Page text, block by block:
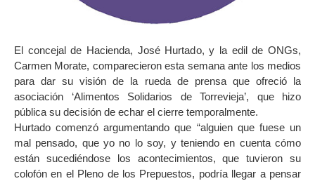
El concejal de Hacienda, José Hurtado, y la edil de ONGs,
Carmen Morate, comparecieron esta semana ante los medios
para dar su visión de la rueda de prensa que ofreció la
asociación ‘Alimentos Solidarios de Torrevieja’, que hizo
pública su decisión de echar el cierre temporalmente.
Hurtado comenzó argumentando que “alguien que fuese un
mal pensado, que yo no lo soy, y teniendo en cuenta cómo
están sucediéndose los acontecimientos, que tuvieron su
colofón en el Pleno de los Prepuestos, podría llegar a pensar